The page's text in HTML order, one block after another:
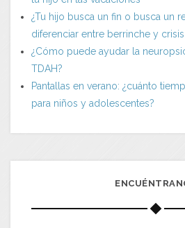
¿Tu hijo busca un fin o busca un
diferenciar entre berrinche y crisis
¿Cómo puede ayudar la
TDAH?
Pantallas en verano: ¿cuánto
para niños y adolescentes?